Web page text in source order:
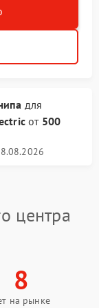
для
от 500
центра
8
на рынке